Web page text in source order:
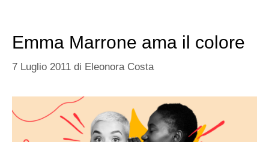
Emma Marrone ama il colore
7 Luglio 2011 di Eleonora Costa